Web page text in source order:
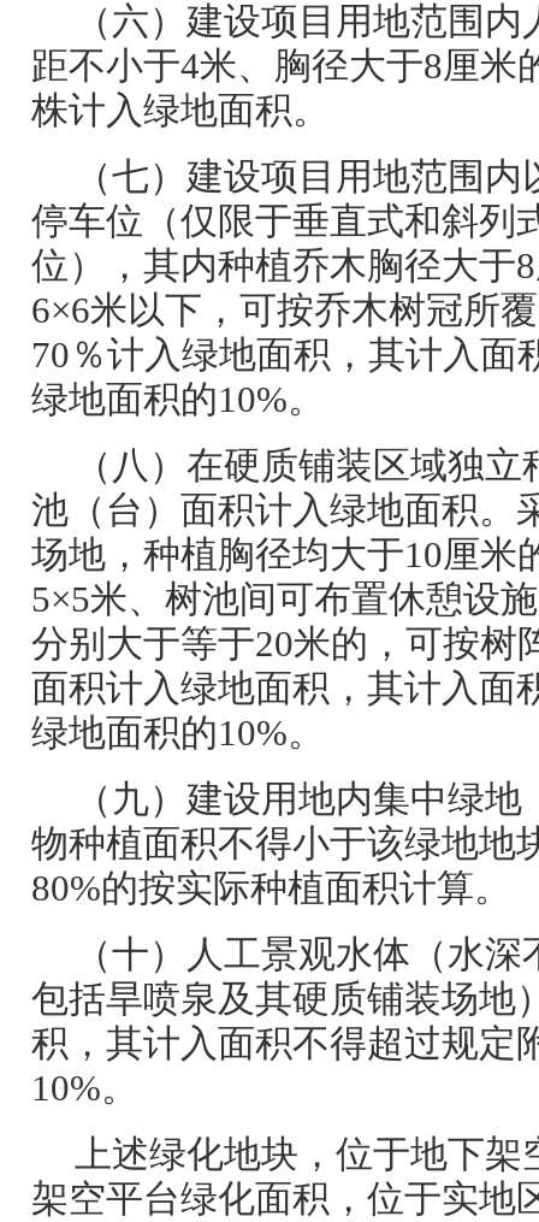
（六）建设项目用地范围
距不小于4米、胸径大于8厘米
株计入绿地面积。
（七）建设项目用地范围
停车位（仅限于垂直式和斜列
位），其内种植乔木胸径大于
6×6米以下，可按乔木树冠所
70％计入绿地面积，其计入面
绿地面积的10%。
（八）在硬质铺装区域独
池（台）面积计入绿地面积。
场地，种植胸径均大于10厘米
5×5米、树池间可布置休憩设
分别大于等于20米的，可按树
面积计入绿地面积，其计入面
绿地面积的10%。
（九）建设用地内集中绿
物种植面积不得小于该绿地地
80%的按实际种植面积计算。
（十）人工景观水体（水
包括旱喷泉及其硬质铺装场地
积，其计入面积不得超过规定
10%。
上述绿化地块，位于地下架
架空平台绿化面积，位于实地